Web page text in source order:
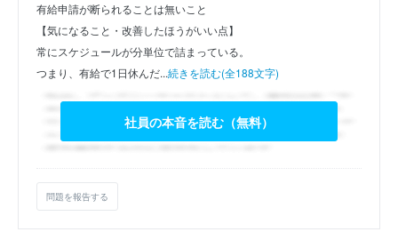
有給申請が断られることは無いこと
【気になること・改善したほうがいい点】
常にスケジュールが分単位で詰まっている。
つまり、有給で1日休んだ...続きを読む(全188文字)
社員の本音を読む（無料）
問題を報告する